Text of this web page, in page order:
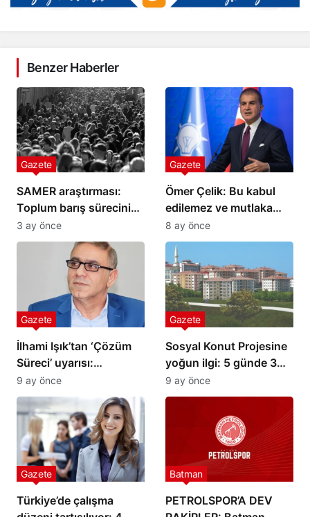
Benzer Haberler
SAMER araştırması:
Toplum barış sürecini
reddetmiyor ama
güvenmiyor
Gazete
3 ay önce
Ömer Çelik: Bu kabul
edilemez ve mutlaka
düzeltilmesi gerekir
Gazete
8 ay önce
İlhami Işık’tan ‘Çözüm
Süreci’ uyarısı:
Belirsizlik güveni
erozyona uğratıyor
Gazete
9 ay önce
Sosyal Konut Projesine
yoğun ilgi: 5 günde 3
milyona yakın başvuru!
Gazete
9 ay önce
Türkiye’de çalışma
Gazete
PETROLSPOR’A DEV
Batman